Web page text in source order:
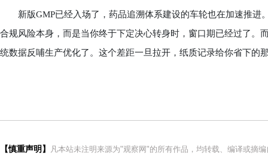
新版GMP已经入场了，药品追溯体系建设的车轮也在加速推进
合规风险本身，而是当你终于下定决心转身时，窗口期已经过了。
统数据反哺生产优化了。这个差距一旦拉开，纸质记录给你省下的
【慎重声明】
凡本站未注明来源为"观察网"的所有作品，均转载、编译或摘